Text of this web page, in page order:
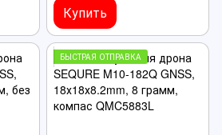
Купить
БЫСТРАЯ ОТПРАВКА